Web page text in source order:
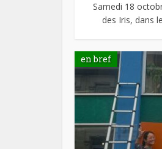
Samedi 18
des Iris, dans
en bref